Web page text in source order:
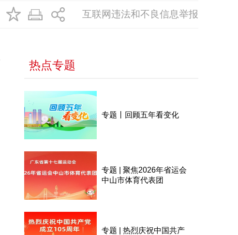
互联网违法和不良信息举报
热点专题
专题丨回顾五年看变化
专题 | 聚焦2026年省运会
中山市体育代表团
专题 | 热烈庆祝中国共产